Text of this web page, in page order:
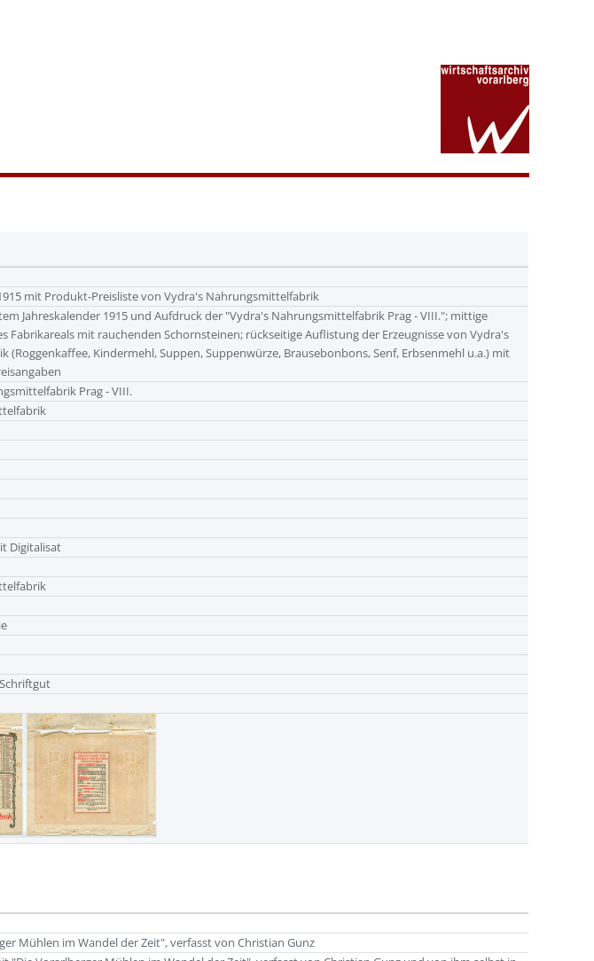
mit Produkt-Preisliste von Vydra's Nahrungsmittelfabrik
Jahreskalender 1915 und Aufdruck der "Vydra's Nahrungsmittelfabrik Prag - VIII."; mittige
Fabrikareals mit rauchenden Schornsteinen; rückseitige Auflistung der Erzeugnisse von Vydra's
(Roggenkaffee, Kindermehl, Suppen, Suppenwürze, Brausebonbons, Senf, Erbsenmehl u.a.) mit
Prag - VIII.
Digitalisat
Mühlen im Wandel der Zeit", verfasst von Christian Gunz